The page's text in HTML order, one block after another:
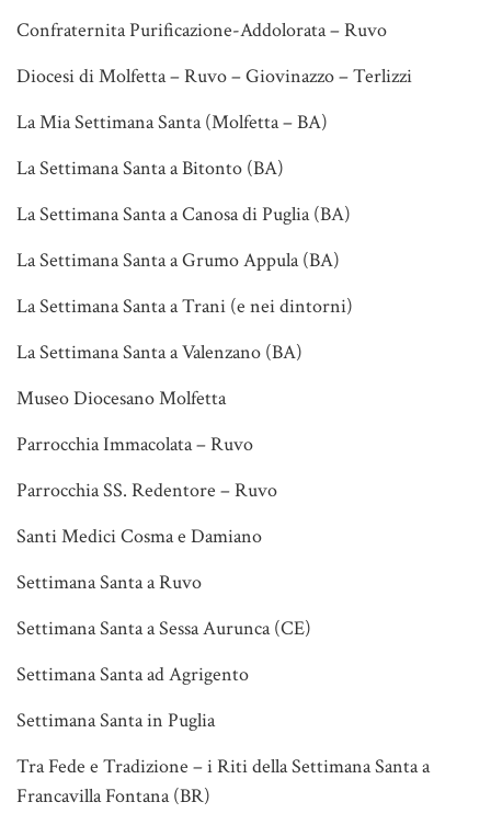
Confraternita Purificazione-Addolorata – Ruvo
Diocesi di Molfetta – Ruvo – Giovinazzo – Terlizzi
La Mia Settimana Santa (Molfetta – BA)
La Settimana Santa a Bitonto (BA)
La Settimana Santa a Canosa di Puglia (BA)
La Settimana Santa a Grumo Appula (BA)
La Settimana Santa a Trani (e nei dintorni)
La Settimana Santa a Valenzano (BA)
Museo Diocesano Molfetta
Parrocchia Immacolata – Ruvo
Parrocchia SS. Redentore – Ruvo
Santi Medici Cosma e Damiano
Settimana Santa a Ruvo
Settimana Santa a Sessa Aurunca (CE)
Settimana Santa ad Agrigento
Settimana Santa in Puglia
Tra Fede e Tradizione – i Riti della Settimana Santa a
Francavilla Fontana (BR)